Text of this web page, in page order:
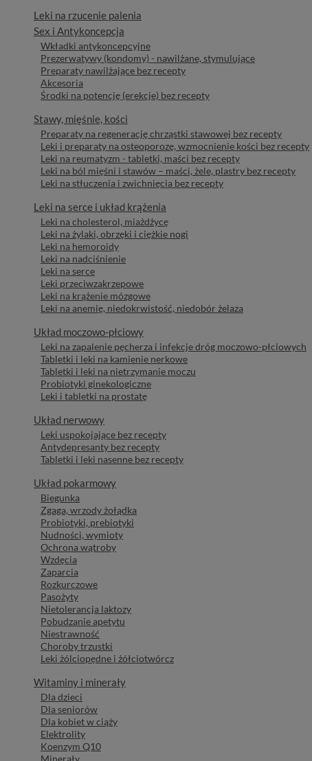
Leki na rzucenie palenia
Sex i Antykoncepcja
Wkładki antykoncepcyjne
Prezerwatywy (kondomy) - nawilżane, stymulujące
Preparaty nawilżające bez recepty
Akcesoria
Środki na potencję (erekcje) bez recepty
Stawy, mięśnie, kości
Preparaty na regenerację chrząstki stawowej bez recepty
Leki i preparaty na osteoporozę, wzmocnienie kości bez recepty
Leki na reumatyzm - tabletki, maści bez recepty
Leki na ból mięśni i stawów – maści, żele, plastry bez recepty
Leki na stłuczenia i zwichnięcia bez recepty
Leki na serce i układ krążenia
Leki na cholesterol, miażdżycę
Leki na żylaki, obrzęki i ciężkie nogi
Leki na hemoroidy
Leki na nadciśnienie
Leki na serce
Leki przeciwzakrzepowe
Leki na krążenie mózgowe
Leki na anemię, niedokrwistość, niedobór żelaza
Układ moczowo-płciowy
Leki na zapalenie pęcherza i infekcje dróg moczowo-płciowych
Tabletki i leki na kamienie nerkowe
Tabletki i leki na nietrzymanie moczu
Probiotyki ginekologiczne
Leki i tabletki na prostatę
Układ nerwowy
Leki uspokojające bez recepty
Antydepresanty bez recepty
Tabletki i leki nasenne bez recepty
Układ pokarmowy
Biegunka
Zgaga, wrzody żołądka
Probiotyki, prebiotyki
Nudności, wymioty
Ochrona wątroby
Wzdęcia
Zaparcia
Rozkurczowe
Pasożyty
Nietolerancja laktozy
Pobudzanie apetytu
Niestrawność
Choroby trzustki
Leki żólciopędne i żółciotwórcz
Witaminy i minerały
Dla dzieci
Dla seniorów
Dla kobiet w ciąży
Elektrolity
Koenzym Q10
Minerały